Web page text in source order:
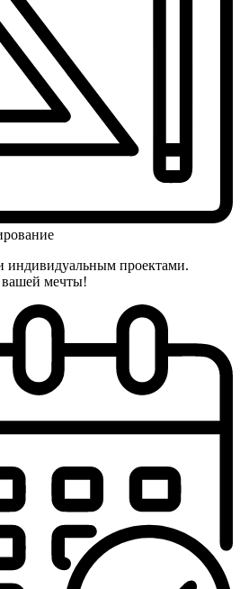
проектами.
вашей мечты!